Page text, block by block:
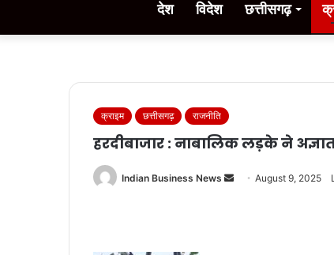
देश विदेश छत्तीसगढ़
क्राइम छत्तीसगढ़ राजनीति
हरदीबाजार : नाबालिक लड़के ने
Indian Business News
SendAugust 9, 2025